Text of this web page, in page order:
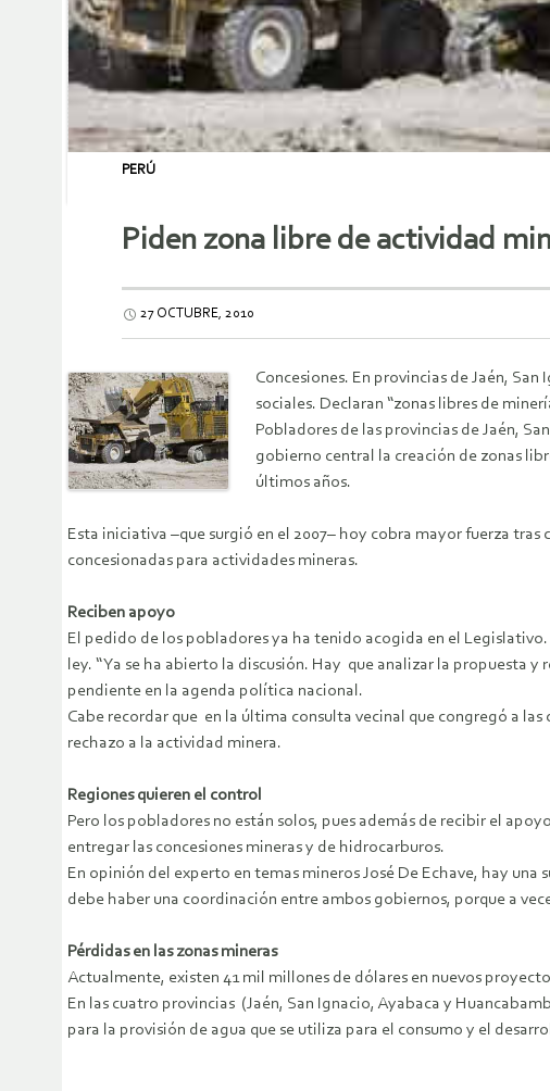
PERÚ
Piden zona libre de actividad
27 OCTUBRE, 2010
Concesiones. En provincias de Jaén,
sociales. Declaran “zonas libres de
Pobladores de las provincias de Jaén,
gobierno central la creación de zonas
últimos años.
Esta iniciativa –que surgió en el 2007– hoy cobra mayor fuerza
concesionadas para actividades mineras.
Reciben apoyo
El pedido de los pobladores ya ha tenido acogida en el
ley. “ Ya se ha abierto la discusión. Hay que analizar la propuesta
pendiente en la agenda política nacional.
Cabe recordar que en la última consulta vecinal que congregó a
rechazo a la actividad minera.
Regiones quieren el control
Pero los pobladores no están solos, pues además de recibir el
entregar las concesiones mineras y de hidrocarburos.
En opinión del experto en temas mineros José De Echave, hay
debe haber una coordinación entre ambos gobiernos, porque a
Pérdidas en las zonas mineras
Actualmente, existen 41 mil millones de dólares en nuevos
En las cuatro provincias (Jaén, San Ignacio, Ayabaca y
para la provisión de agua que se utiliza para el consumo y el